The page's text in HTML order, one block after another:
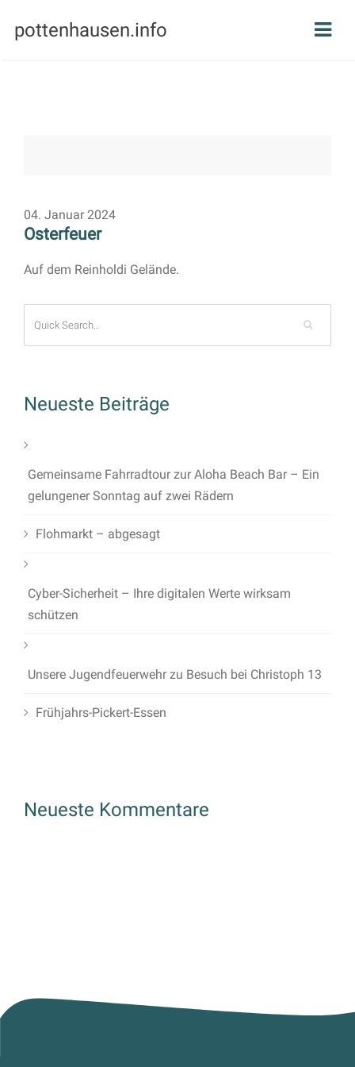
pottenhausen.info
04. Januar 2024
Osterfeuer
Auf dem Reinholdi Gelände.
Neueste Beiträge
Gemeinsame Fahrradtour zur Aloha Beach Bar – Ein
gelungener Sonntag auf zwei Rädern
Flohmarkt – abgesagt
Cyber-Sicherheit – Ihre digitalen Werte wirksam
schützen
Unsere Jugendfeuerwehr zu Besuch bei Christoph 13
Frühjahrs-Pickert-Essen
Neueste Kommentare